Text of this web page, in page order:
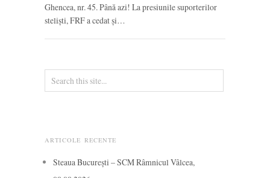
Ghencea, nr. 45. Până azi! La presiunile suporterilor
steliști, FRF a cedat și…
ARTICOLE RECENTE
Steaua București – SCM Râmnicul Vâlcea,